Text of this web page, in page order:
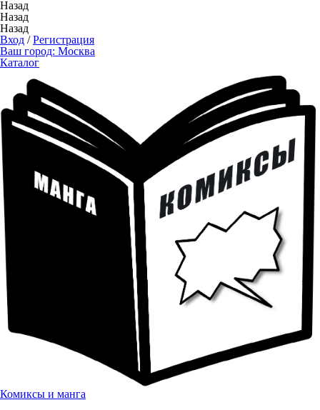
Назад
Назад
Назад
Вход /Регистрация
Ваш город: Москва
Каталог
Комиксы и манга